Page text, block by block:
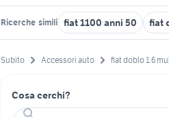
Ricerche simili fiat 1100 anni 50 fiat
Subito Accessori auto fiat doblo 1.6
Cosa cerchi?